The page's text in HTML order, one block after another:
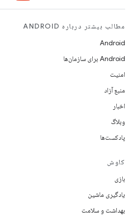
مطالب بیشتر درباره ANDROID
Android
Android برای سازمان‌ها
امنیت
منبع آزاد
اخبار
وبلاگ
پادکست‌ها
کاوش
بازی
یادگیری ماشین
بهداشت و سلامت